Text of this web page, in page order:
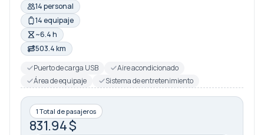
14 personal
14 equipaje
~6.4 h
503.4 km
Puerto de carga USB
Aire acondicionado
Área de equipaje
Sistema de entretenimiento
1 Total de pasajeros
831.94 $